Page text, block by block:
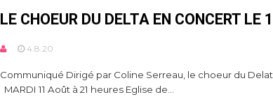
LE CHOEUR DU DELTA EN CONCERT LE
4.8.20
Communiqué Dirigé par Coline Serreau, le choeur du
MARDI 11 Août à 21 heures Eglise de...